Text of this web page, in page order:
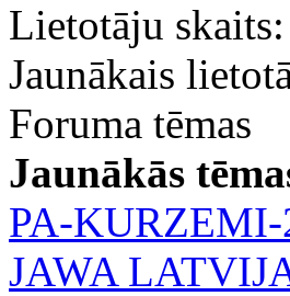
Lietotāju
Jaunākais
Foruma tēmas
Jaunākās
PA-KURZEMI-
JAWA